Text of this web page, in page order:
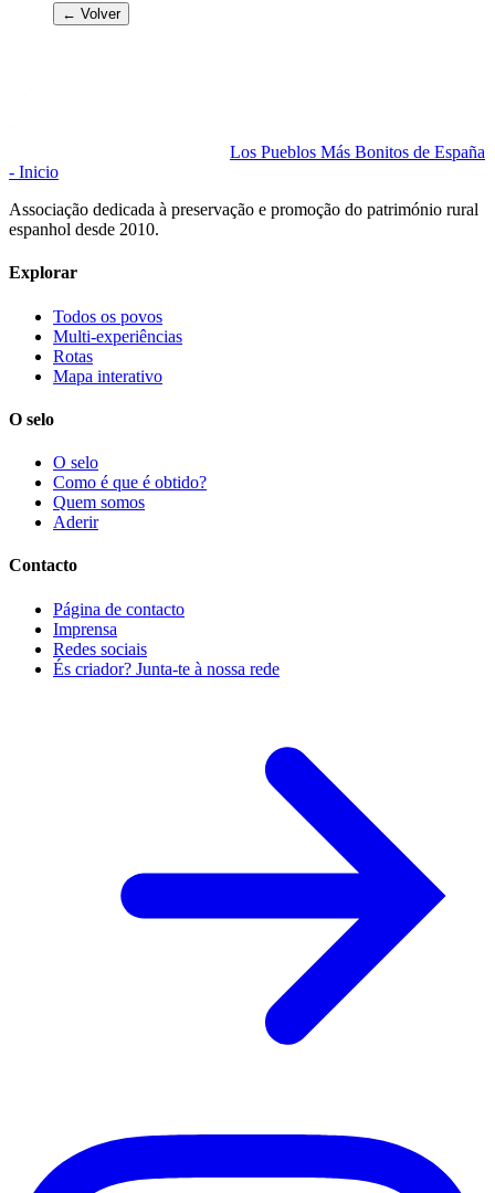
← Volver
Los Pueblos Más Bonitos de España
- Inicio
Associação dedicada à preservação e promoção do património rural
espanhol desde 2010.
Explorar
Todos os povos
Multi-experiências
Rotas
Mapa interativo
O selo
O selo
Como é que é obtido?
Quem somos
Aderir
Contacto
Página de contacto
Imprensa
Redes sociais
És criador? Junta-te à nossa rede